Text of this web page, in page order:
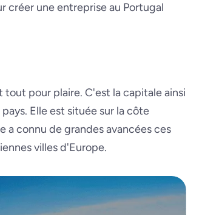
créer une entreprise au Portugal
tout pour plaire. C'est la capitale ainsi
Elle est située sur la côte
a connu de grandes avancées ces
villes d'Europe.